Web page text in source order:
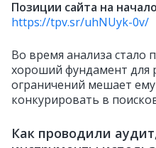
Позиции сайта на
https://tpv.sr/uhNUyk-0v/
Во время анализа стало
хороший фундамент для
ограничений мешает
конкурировать в
Как проводили